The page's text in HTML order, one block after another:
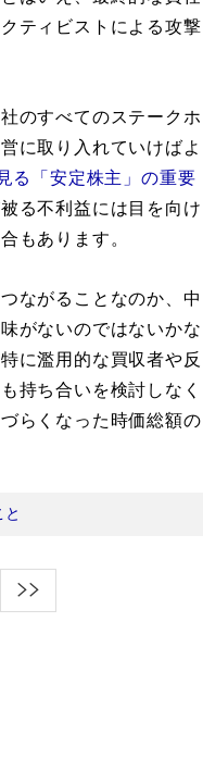
ティビストによる攻撃
のすべてのステークホ
に取り入れていけばよ
る「安定株主」の重要
る不利益には目を向け
もあります。
ながることなのか、中
がないのではないかな
に濫用的な買収者や反
持ち合いを検討しなく
らくなった時価総額の